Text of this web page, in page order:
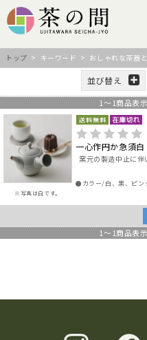
トップ > キーワード > おしゃれな茶器
並び替え
1 ～ 1商品表
※写真は白です。
一心作円か急須白
窯元の製造中止に
●カラー/白、黒、ピン
1 ～ 1商品表